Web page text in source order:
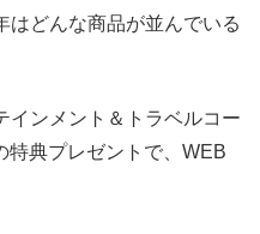
はどんな商品が並んでいる
インメント＆トラベルコー
特典プレゼントで、WEB